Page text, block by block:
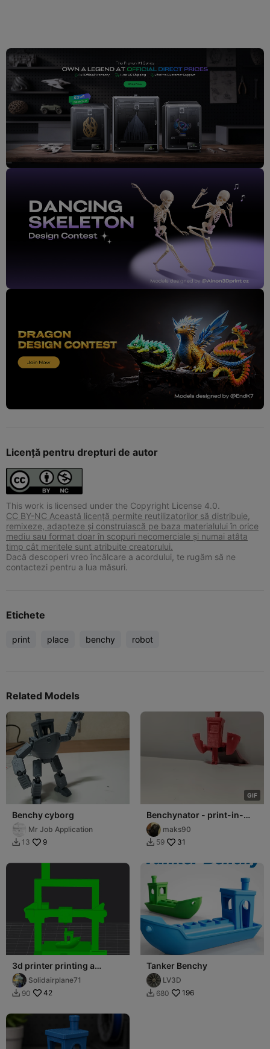
Licență pentru drepturi de autor
This work is licensed under the Copyright License 4.0.
CC BY-NC Această licență permite reutilizatorilor să distribuie,
remixeze, adapteze și construiască pe baza materialului în orice
mediu sau format doar în scopuri necomerciale și numai atâta
timp cât meritele sunt atribuite creatorului.
Dacă descoperi vreo încălcare a acordului, te rugăm să ne
contactezi pentru a lua măsuri.
Etichete
print place benchy robot
Related Models
Benchy cyborg
Mr Job Application
 13 9
GIF
Benchynator - print-in-
place, transformer robot.
maks90
 59 31
3d printer printing a
benchySolidairplane71
 90 42
Tanker Benchy
LV3D
 680 196